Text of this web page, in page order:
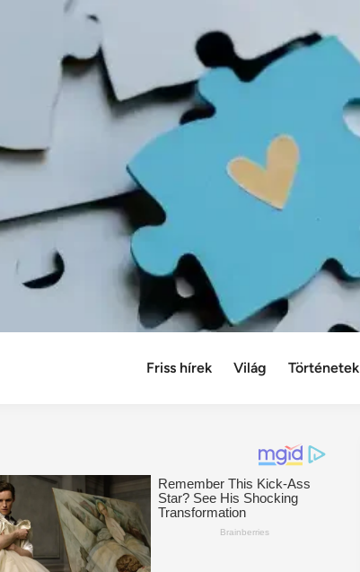
Friss hírek Világ Történetek